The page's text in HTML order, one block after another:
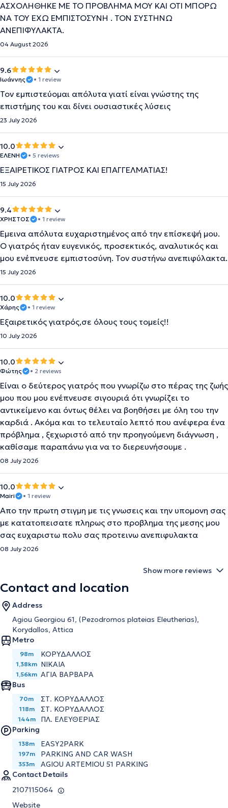
ΑΣΧΟΛΗΘΗΚΕ ΜΕ ΤΟ ΠΡΟΒΛΗΜΑ ΜΟΥ ΚΑΙ ΟΤΙ ΜΠΟΡΩ
ΝΑ ΤΟΥ ΕΧΩ ΕΜΠΙΣΤΟΣΥΝΗ . ΤΟΝ ΣΥΣΤΗΝΩ
ΑΝΕΠΙΦΥΛΑΚΤΑ.
04 August 2026
9.6
Ιωάννης • 1 review
Τον εμπιστεύομαι απόλυτα γιατί είναι γνώστης της
επιστήμης του και δίνει ουσιαστικές λύσεις
23 July 2026
10.0
ΕΛΕΝΗ • 5 reviews
ΕΞΑΙΡΕΤΙΚΟΣ ΓΙΑΤΡΟΣ ΚΑΙ ΕΠΑΓΓΕΛΜΑΤΙΑΣ!
15 July 2026
9.4
ΧΡΗΣΤΟΣ • 1 review
Έμεινα απόλυτα ευχαριστημένος από την επίσκεψή μου.
Ο γιατρός ήταν ευγενικός, προσεκτικός, αναλυτικός και
μου ενέπνευσε εμπιστοσύνη. Τον συστήνω ανεπιφύλακτα.
15 July 2026
10.0
Χάρης • 1 review
Εξαιρετικός γιατρός,σε όλους τους τομείς!!
10 July 2026
10.0
Φώτης • 2 reviews
Είναι ο δεύτερος γιατρός που γνωρίζω στο πέρας της ζωής
μου που μου ενέπνευσε σιγουριά ότι γνωρίζει το
αντικείμενο και όντως θέλει να βοηθήσει με όλη του την
καρδιά . Ακόμα και το τελευταίο λεπτό που ανέφερα ένα
πρόβλημα , ξεχωριστό από την προηγούμενη διάγνωση ,
καθίσαμε παραπάνω για να το διερευνήσουμε .
08 July 2026
10.0
Mairi • 1 review
Απο την πρωτη στιγμη με τις γνωσεις και την υπομονη σας
με κατατοπεισατε πληρως στο προβλημα της μεσης μου
σας ευχαριστω πολυ σας προτεινω ανεπιφυλακτα
08 July 2026
Show more reviews
Contact and location
Address
Agiou Georgiou 61, (Pezodromos plateias Eleutherias),
Korydallos, Attica
Metro
98m ΚΟΡΥΔΑΛΛΟΣ
1,38km ΝΙΚΑΙΑ
1,56km ΑΓΙΑ ΒΑΡΒΑΡΑ
Bus
70m ΣΤ. ΚΟΡΥΔΑΛΛΟΣ
118m ΣΤ. ΚΟΡΥΔΑΛΛΟΣ
144m
ΠΛ. ΕΛΕΥΘΕΡΙΑΣ
Parking
138m EASY2PARK
197m PARKING AND CAR WASH
353m
AGIOU ARTEMIOU 51 PARKING
Contact Details
2107115064
Website